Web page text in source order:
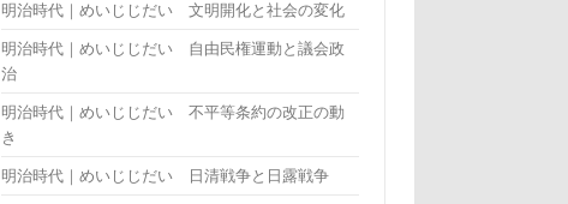
明治時代｜めいじじだい 文明開化と社会の変化
明治時代｜めいじじだい 自由民権運動と議会政
治
明治時代｜めいじじだい 不平等条約の改正の動
き
明治時代｜めいじじだい 日清戦争と日露戦争